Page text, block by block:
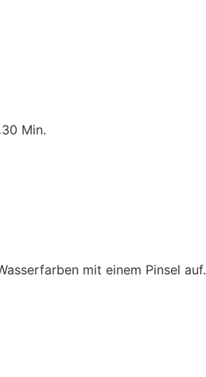
30 Min.
mit einem Pinsel auf.